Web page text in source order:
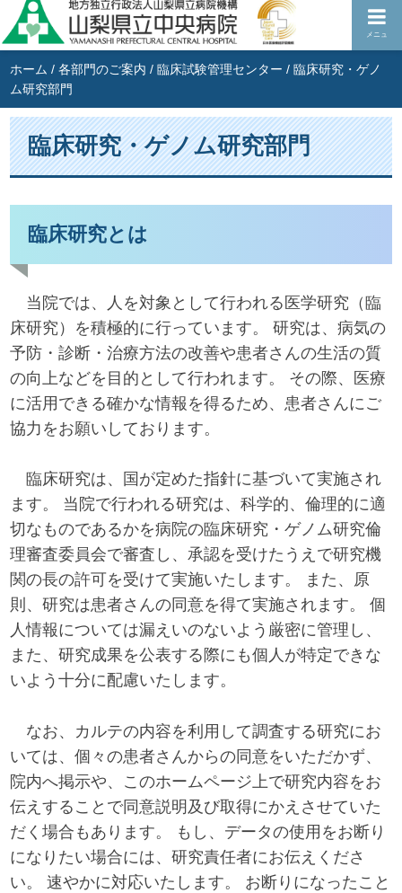
メニュ
ホーム /各部門のご案内 /臨床試験管理センター /臨床研究・ゲノ
ム研究部門
臨床研究・ゲノム研究部門
臨床研究とは
当院では、人を対象として行われる医学研究（臨
床研究）を積極的に行っています。 研究は、病気の
予防・診断・治療方法の改善や患者さんの生活の質
の向上などを目的として行われます。 その際、医療
に活用できる確かな情報を得るため、患者さんにご
協力をお願いしております。
臨床研究は、国が定めた指針に基づいて実施され
ます。 当院で行われる研究は、科学的、倫理的に適
切なものであるかを病院の臨床研究・ゲノム研究倫
理審査委員会で審査し、承認を受けたうえで研究機
関の長の許可を受けて実施いたします。 また、原
則、研究は患者さんの同意を得て実施されます。 個
人情報については漏えいのないよう厳密に管理し、
また、研究成果を公表する際にも個人が特定できな
いよう十分に配慮いたします。
なお、カルテの内容を利用して調査する研究にお
いては、個々の患者さんからの同意をいただかず、
院内へ掲示や、このホームページ上で研究内容をお
伝えすることで同意説明及び取得にかえさせていた
だく場合もあります。 もし、データの使用をお断り
になりたい場合には、研究責任者にお伝えくださ
い。 速やかに対応いたします。 お断りになったこと